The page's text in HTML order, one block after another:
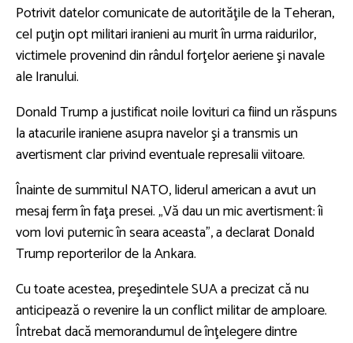
Potrivit datelor comunicate de autorităţile de la Teheran,
cel puţin opt militari iranieni au murit în urma raidurilor,
victimele provenind din rândul forţelor aeriene şi navale
ale Iranului.
Donald Trump a justificat noile lovituri ca fiind un răspuns
la atacurile iraniene asupra navelor şi a transmis un
avertisment clar privind eventuale represalii viitoare.
Înainte de summitul NATO, liderul american a avut un
mesaj ferm în faţa presei. „Vă dau un mic avertisment: îi
vom lovi puternic în seara aceasta”, a declarat Donald
Trump reporterilor de la Ankara.
Cu toate acestea, preşedintele SUA a precizat că nu
anticipează o revenire la un conflict militar de amploare.
Întrebat dacă memorandumul de înţelegere dintre